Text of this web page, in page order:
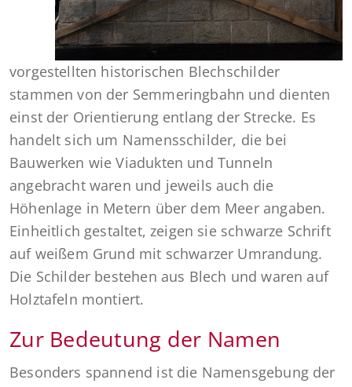
vorgestellten historischen Blechschilder
stammen von der Semmeringbahn und dienten
einst der Orientierung entlang der Strecke. Es
handelt sich um Namensschilder, die bei
Bauwerken wie Viadukten und Tunneln
angebracht waren und jeweils auch die
Höhenlage in Metern über dem Meer angaben.
Einheitlich gestaltet, zeigen sie schwarze Schrift
auf weißem Grund mit schwarzer Umrandung.
Die Schilder bestehen aus Blech und waren auf
Holztafeln montiert.
Zur Bedeutung der Namen
Besonders spannend ist die Namensgebung der